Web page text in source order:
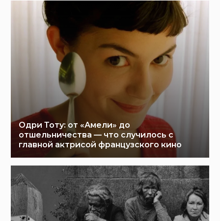
Одри Тоту: от «Амели» до
отшельничества — что случилось с
главной актрисой французского кино